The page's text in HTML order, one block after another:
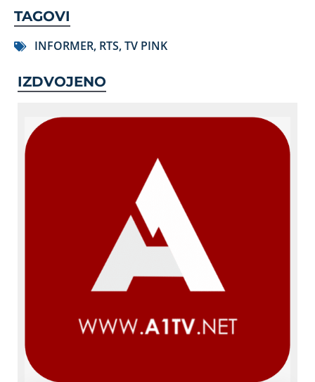
TAGOVI
INFORMER, RTS,TV PINK
IZDVOJENO